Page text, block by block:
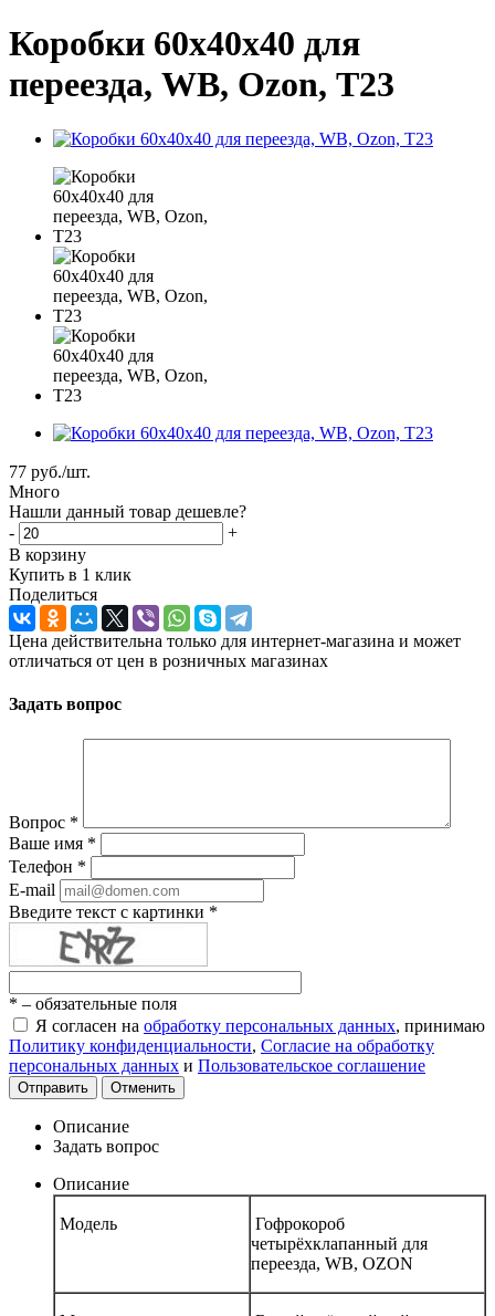
Коробки 60х40х40 для
переезда, WB, Ozon, Т23
77 руб./шт.
Много
Нашли данный товар дешевле?
-
+
В корзину
Купить в 1 клик
Поделиться
Цена действительна только для интернет-магазина и может
отличаться от цен в розничных магазинах
Задать вопрос
Вопрос *
Ваше имя *
Телефон *
E-mail
Введите текст с картинки *
* – обязательные поля
Я согласен на обработку персональных данных, принимаю
Политику конфиденциальности, Согласие на обработку
персональных данных и Пользовательское соглашение
Отправить Отменить
Описание
Задать вопрос
Описание
Модель
Гофрокороб
четырёхклапанный для
переезда, WB, OZON